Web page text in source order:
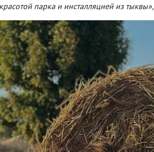
парка и инсталляцией из тыквы»,